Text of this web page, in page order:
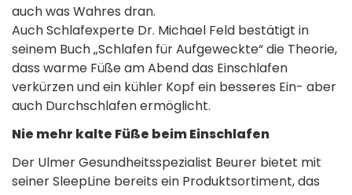
auch was Wahres dran.
Auch Schlafexperte Dr. Michael Feld bestätigt in
seinem Buch „Schlafen für Aufgeweckte“ die Theorie,
dass warme Füße am Abend das Einschlafen
verkürzen und ein kühler Kopf ein besseres Ein- aber
auch Durchschlafen ermöglicht.
Nie mehr kalte Füße beim Einschlafen
Der Ulmer Gesundheitsspezialist Beurer bietet mit
seiner SleepLine bereits ein Produktsortiment, das